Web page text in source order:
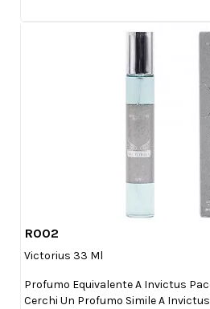
R002
Victorius 33 Ml
Profumo Equivalente A Invictus
Cerchi Un Profumo Simile A